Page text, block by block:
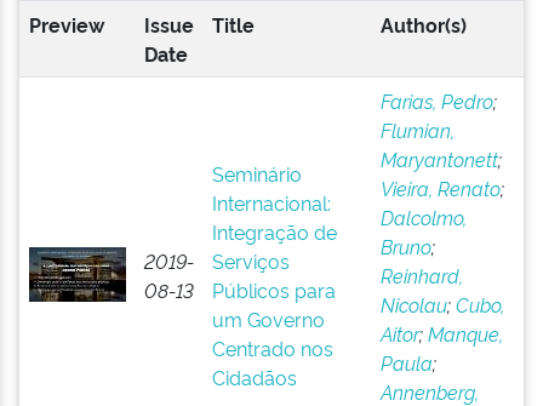
Preview
Issue
Date
Title Author(s)
2019-
08-13
Seminário
Internacional:
Integração de
Serviços
Públicos para
um Governo
Centrado nos
Cidadãos
Farias, Pedro;
Flumian,
Maryantonett;
Vieira, Renato;
Dalcolmo,
Bruno;
Reinhard,
Nicolau;Cubo,
Aitor;Manque,
Paula;
Annenberg,